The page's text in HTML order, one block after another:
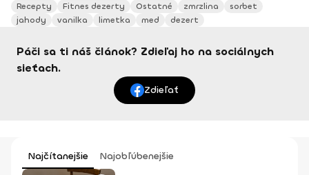
Recepty Fitnes dezerty Ostatné zmrzlina
sorbet
jahody
vanilka limetka med dezert
Páči sa ti náš článok? Zdieľaj ho na sociálnych
sieťach.
Zdieľať
Najčítanejšie Najobľúbenejšie